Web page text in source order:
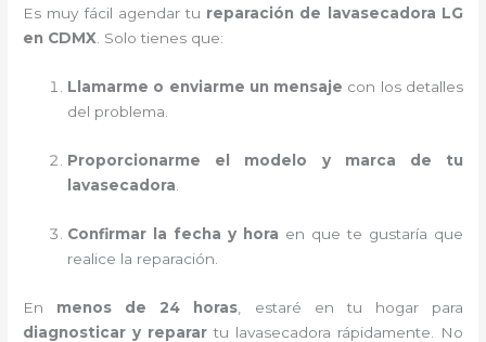
Es muy fácil agendar tu reparación de lavasecadora LG
en CDMX. Solo tienes que:
Llamarme o enviarme un mensaje con los detalles
del problema.
Proporcionarme el modelo y marca de tu
lavasecadora
Confirmar la fecha y hora en que te gustaría que
realice la reparación.
En menos de 24 horas , estaré en tu hogar para
diagnosticar y reparar tu lavasecadora rápidamente. No